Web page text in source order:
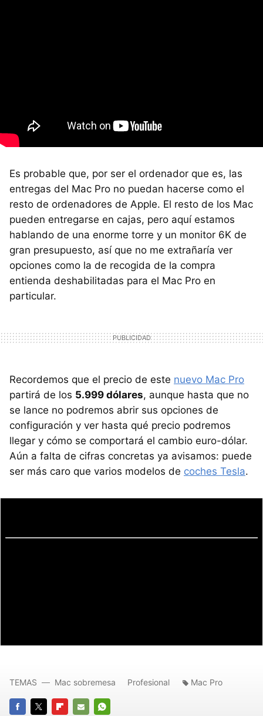
Es probable que, por ser el ordenador que es, las
entregas del Mac Pro no puedan hacerse como el
resto de ordenadores de Apple. El resto de los Mac
pueden entregarse en cajas, pero aquí estamos
hablando de una enorme torre y un monitor 6K de
gran presupuesto, así que no me extrañaría ver
opciones como la de recogida de la compra
entienda deshabilitadas para el Mac Pro en
particular.
Recordemos que el precio de este nuevo Mac Pro
partirá de los 5.999 dólares, aunque hasta que no
se lance no podremos abrir sus opciones de
configuración y ver hasta qué precio podremos
llegar y cómo se comportará el cambio euro-dólar.
Aún a falta de cifras concretas ya avisamos: puede
ser más caro que varios modelos de coches Tesla.
TEMAS Mac sobremesa Profesional Mac Pro